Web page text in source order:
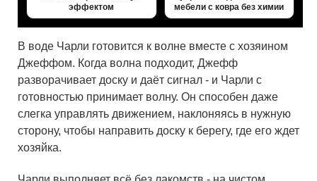
эффектом
мебели с ковра без химии
В воде Чарли готовится к волне вместе с хозяином
Джеффом. Когда волна подходит, Джефф
разворачивает доску и даёт сигнал - и Чарли с
готовностью принимает волну. Он способен даже
слегка управлять движением, наклоняясь в нужную
сторону, чтобы направить доску к берегу, где его ждет
хозяйка.